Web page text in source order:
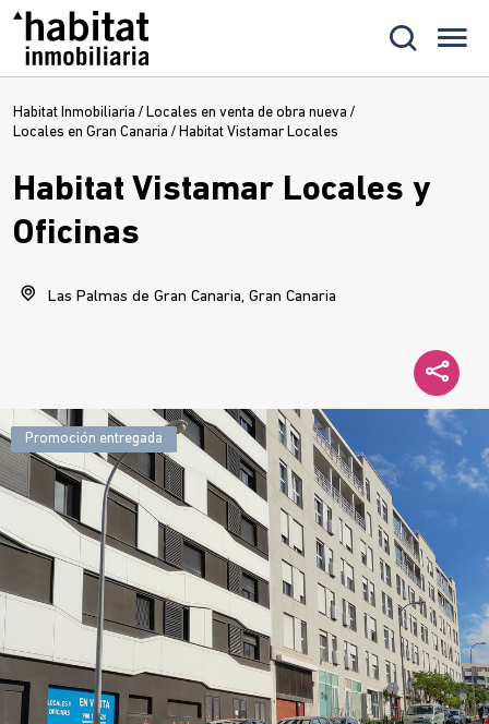
Habitat Inmobiliaria / Locales en venta de obra nueva /
Locales en Gran Canaria / Habitat Vistamar Locales
Habitat Vistamar Locales y
Oficinas
Las Palmas de Gran Canaria, Gran Canaria
Promoción entregada